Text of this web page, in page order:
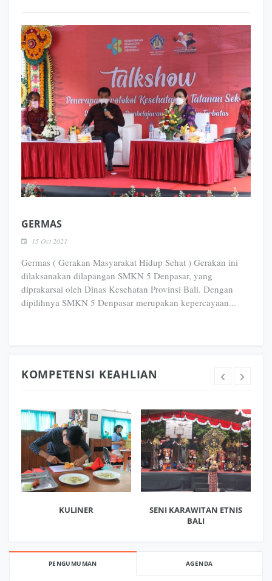
GERMAS
15 Oct 2021
Germas ( Gerakan Masyarakat Hidup Sehat ) Gerakan ini
dilaksanakan dilapangan SMKN 5 Denpasar, yang
diprakarsai oleh Dinas Kesehatan Provinsi Bali. Dengan
dipilihnya SMKN 5 Denpasar merupakan kepercayaan...
KOMPETENSI KEAHLIAN
KULINER
SENI KARAWITAN ETNIS
BALI
PENGUMUMAN AGENDA